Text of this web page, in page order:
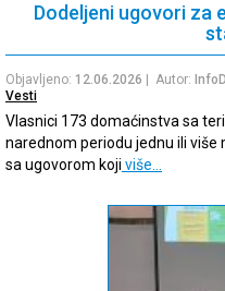
Dodeljeni ugovori za
Objavljeno: 12.06.2026 | Autor:
Vesti
Vlasnici 173 domaćinstva sa
narednom periodu jednu ili više
sa ugovorom koji više…